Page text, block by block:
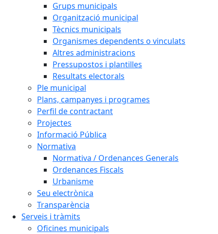
Grups municipals
Organització municipal
Tècnics municipals
Organismes dependents o vinculats
Altres administracions
Pressupostos i plantilles
Resultats electorals
Ple municipal
Plans, campanyes i programes
Perfil de contractant
Projectes
Informació Pública
Normativa
Normativa / Ordenances Generals
Ordenances Fiscals
Urbanisme
Seu electrònica
Transparència
Serveis i tràmits
Oficines municipals